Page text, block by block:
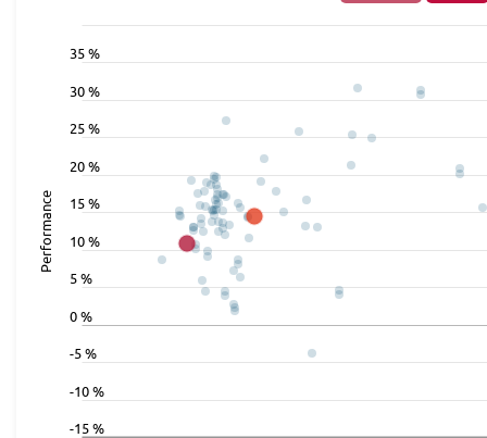
-15 %
-10 %
-5 %
0 %
5 %
10 %
15 %
20 %
25 %
30 %
35 %
Performance